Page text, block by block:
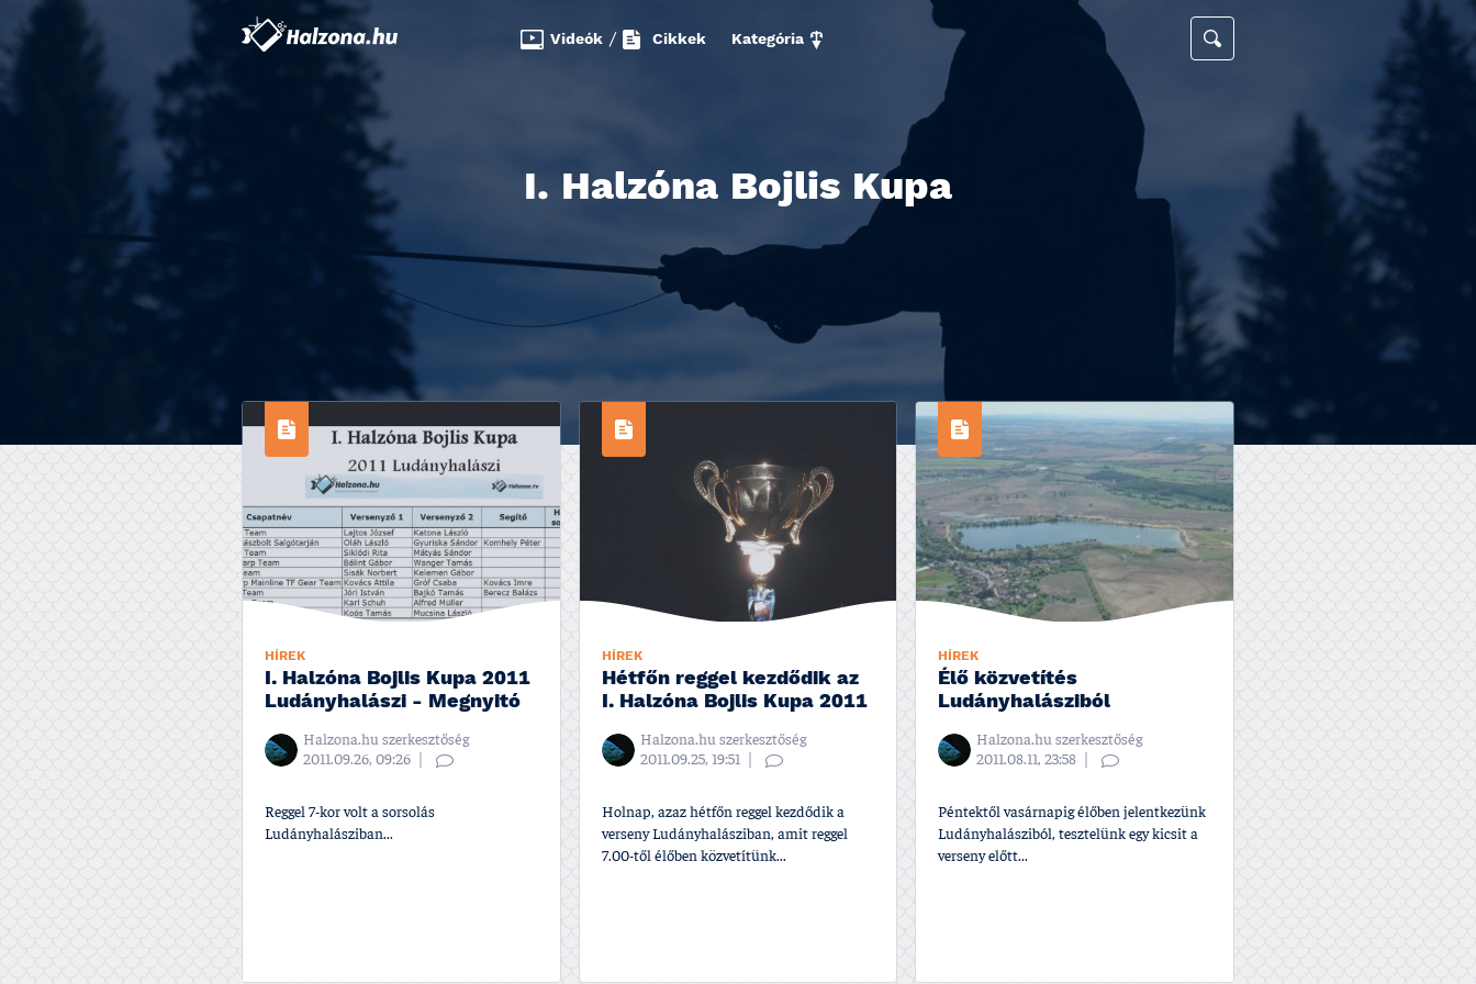
Videók / Cikkek Kategória
I. Halzóna Bojlis Kupa
HÍREK
I. Halzóna Bojlis Kupa 2011
Ludányhalászi - Megnyitó
Halzona.hu szerkesztőség
2011.09.26, 09:26
Reggel 7-kor volt a sorsolás
Ludányhalásziban...
HÍREK
Hétfőn reggel kezdődik az
I. Halzóna Bojlis Kupa 2011
Halzona.hu szerkesztőség
2011.09.25, 19:51
Holnap, azaz hétfőn reggel kezdődik a
verseny Ludányhalásziban, amit reggel
7.00-től élőben közvetí­tünk...
HÍREK
Élő közvetí­tés
Ludányhalásziból
Halzona.hu szerkesztőség
2011.08.11, 23:58
Péntektől vasárnapig élőben jelentkezünk
Ludányhalásziból, tesztelünk egy kicsit a
verseny előtt...